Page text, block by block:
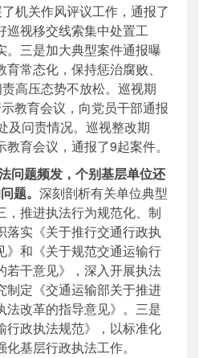
机关作风评议工作，通报了
巡视移交线索集中处置工
。三是加大典型案件通报曝
常态化，保持惩治腐败、
高压态势不放松。巡视期
教育会议，向党员干部通报
及问责情况。巡视整改期
育会议，通报了9起案件。
问题频发，个别基层单位还
题。 深刻剖析有关单位典型
，推进执法行为规范化、制
落实《关于推行交通行政执
》和《关于规范交通运输行
若干意见》，深入开展执法
制定《交通运输部关于推进
法改革的指导意见》。三是
行政执法规范》，以标准化
基层行政执法工作。